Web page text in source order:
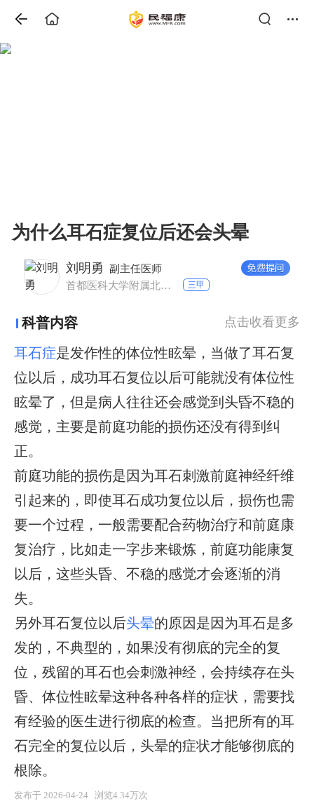
为什么耳石症复位后还会头晕
刘明勇 副主任医师
首都医科大学附属北京朝阳医院西院 神经内科
三甲
科普内容 点击收看更多
耳石症是发作性的体位性眩晕，当做了耳石复
位以后，成功耳石复位以后可能就没有体位性
眩晕了，但是病人往往还会感觉到头昏不稳的
感觉，主要是前庭功能的损伤还没有得到纠
正。
前庭功能的损伤是因为耳石刺激前庭神经纤维
引起来的，即使耳石成功复位以后，损伤也需
要一个过程，一般需要配合药物治疗和前庭康
复治疗，比如走一字步来锻炼，前庭功能康复
以后，这些头昏、不稳的感觉才会逐渐的消
失。
另外耳石复位以后头晕的原因是因为耳石是多
发的，不典型的，如果没有彻底的完全的复
位，残留的耳石也会刺激神经，会持续存在头
昏、体位性眩晕这种各种各样的症状，需要找
有经验的医生进行彻底的检查。当把所有的耳
石完全的复位以后，头晕的症状才能够彻底的
根除。
发布于 2026-04-24 浏览4.34万次